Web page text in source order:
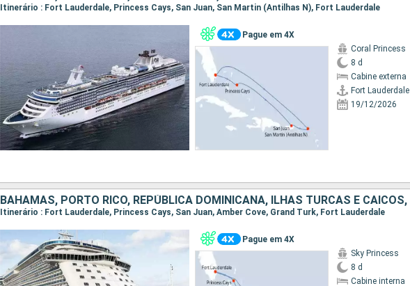
Itinerário : Fort Lauderdale, Princess Cays, San Juan, San Martin (Antilhas N), Fort Lauderdale
Pague em 4X
Coral Princess
8 d
Cabine externa
Fort Lauderdale
19/12/2026
Itinerário : Fort Lauderdale, Princess Cays, San Juan, Amber Cove, Grand Turk, Fort Lauderdale
Pague em 4X
Sky Princess
8 d
Cabine interna